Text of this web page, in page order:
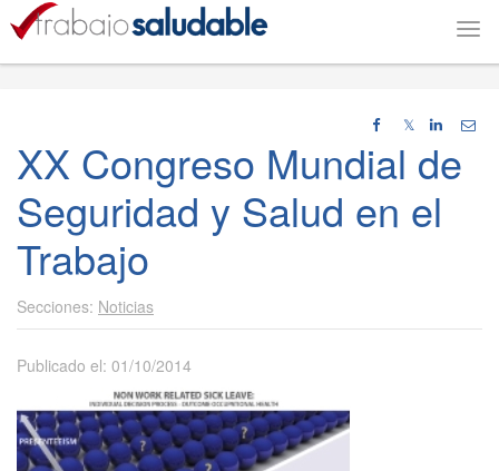
𝕏
XX Congreso Mundial de
Seguridad y Salud en el
Trabajo
Noticias
Publicado el: 01/10/2014